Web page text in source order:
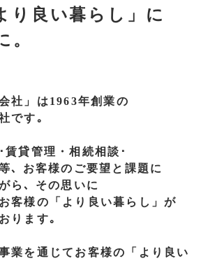
り良い暮らし」に
。
社」 は1963年創業の
です｡
賃貸管理・相続相談･
､
お客様の ご要望と 課題に
ら､
その思いに
お客様の 「より良い暮らし」が
おります｡
業を通じてお客様の
「より良い